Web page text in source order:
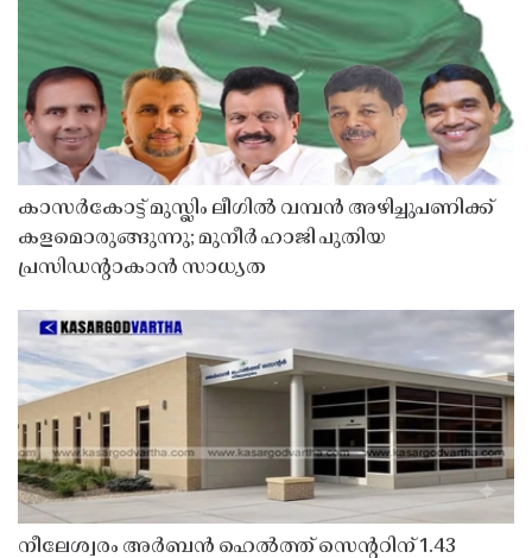
കാസർകോട്ട് മുസ്ലിം ലീഗിൽ വമ്പൻ അഴിച്ചുപണിക്ക്
കളമൊരുങ്ങുന്നു; മുനീർ ഹാജി പുതിയ
പ്രസിഡൻ്റാകാൻ സാധ്യത
നീലേശ്വരം അർബൻ ഹെൽത്ത് സെൻ്ററിന് 1.43